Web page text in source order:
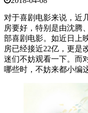
对于喜剧电影来说，近
房要好，特别是由沈腾
部喜剧电影。如近日上
房已经接近22亿，更是
迷们不妨观看一下。而
哪些时，不妨来都小编